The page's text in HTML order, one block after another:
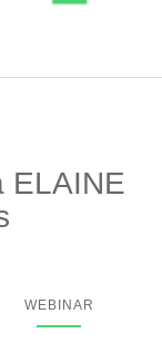
ELAINE
WEBINAR